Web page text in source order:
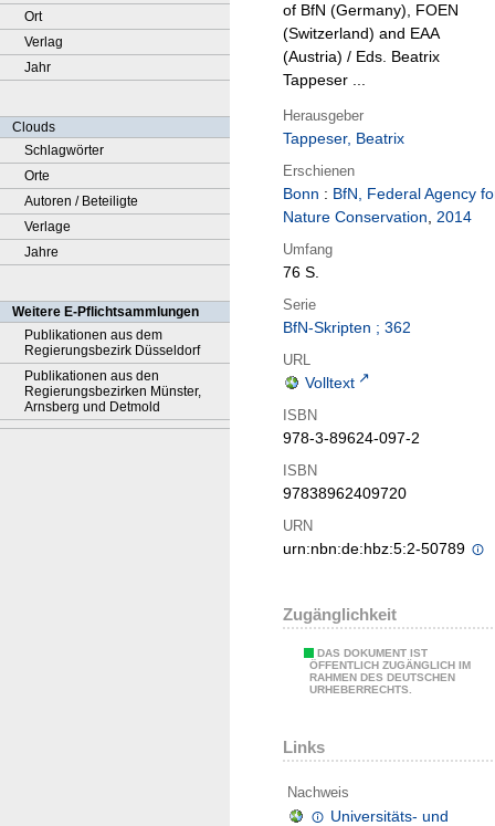
Ort
Verlag
Jahr
Clouds
Schlagwörter
Orte
Autoren / Beteiligte
Verlage
Jahre
Weitere E-Pflichtsammlungen
Publikationen aus dem
Regierungsbezirk Düsseldorf
Publikationen aus den
Regierungsbezirken Münster,
Arnsberg und Detmold
of BfN (Germany), FOEN
(Switzerland) and EAA
(Austria) / Eds. Beatrix
Tappeser ...
Herausgeber
Tappeser, Beatrix
Erschienen
Bonn : BfN, Federal Agency
Nature Conservation, 2014
Umfang
76 S.
Serie
BfN-Skripten ; 362
URL
Volltext
ISBN
978-3-89624-097-2
ISBN
97838962409720
URN
urn:nbn:de:hbz:5:2-50789
Zugänglichkeit
DAS DOKUMENT IST
ÖFFENTLICH ZUGÄNGLICH IM
RAHMEN DES DEUTSCHEN
URHEBERRECHTS.
Links
Nachweis
Universitäts- und